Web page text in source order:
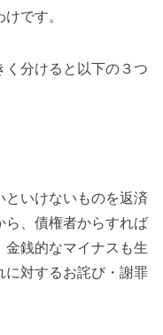
です。
く分けると以下の３つ
いけないものを返済
ら、債権者からすれば
銭的なマイナスも生
に対するお詫び・謝罪